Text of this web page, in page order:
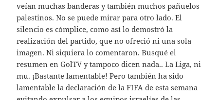
veían muchas banderas y también muchos pañuelos
palestinos. No se puede mirar para otro lado. El
silencio es cómplice, como así lo demostró la
realización del partido, que no ofreció ni una sola
imagen. Ni siquiera lo comentaron. Busqué el
resumen en GolTV y tampoco dicen nada.. La Liga, ni
mu. ¡Bastante lamentable! Pero también ha sido
lamentable la declaración de la FIFA de esta semana